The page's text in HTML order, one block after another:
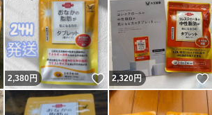
いいね！
2,380円 いいね！
2,320円